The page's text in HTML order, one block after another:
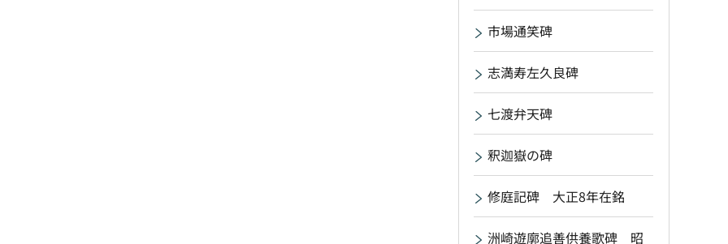
市場通笑碑
志満寿左久良碑
七渡弁天碑
釈迦嶽の碑
修庭記碑 大正8年在銘
洲崎遊廓追善供養歌碑 昭